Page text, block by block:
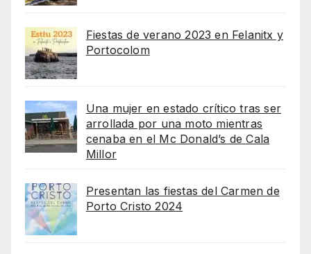
Fiestas de verano 2023 en Felanitx y
Portocolom
Una mujer en estado crítico tras ser
arrollada por una moto mientras
cenaba en el Mc Donald’s de Cala
Millor
Presentan las fiestas del Carmen de
Porto Cristo 2024